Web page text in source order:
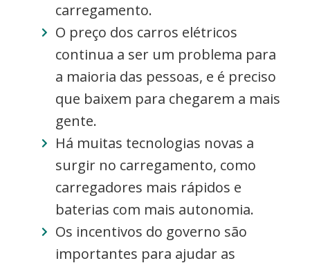
carregamento.
O preço dos carros elétricos
continua a ser um problema para
a maioria das pessoas, e é preciso
que baixem para chegarem a mais
gente.
Há muitas tecnologias novas a
surgir no carregamento, como
carregadores mais rápidos e
baterias com mais autonomia.
Os incentivos do governo são
importantes para ajudar as